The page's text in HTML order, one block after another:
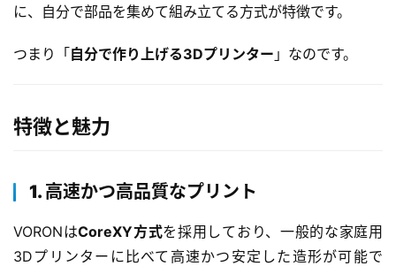
に、自分で部品を集めて組み立てる方式が特徴です。
つまり「自分で作り上げる3Dプリンター 」なのです。
特徴と魅力
1. 高速かつ高品質なプリント
VORONはCoreXY方式を採用しており、一般的な家庭用
3Dプリンターに比べて高速かつ安定した造形が可能で